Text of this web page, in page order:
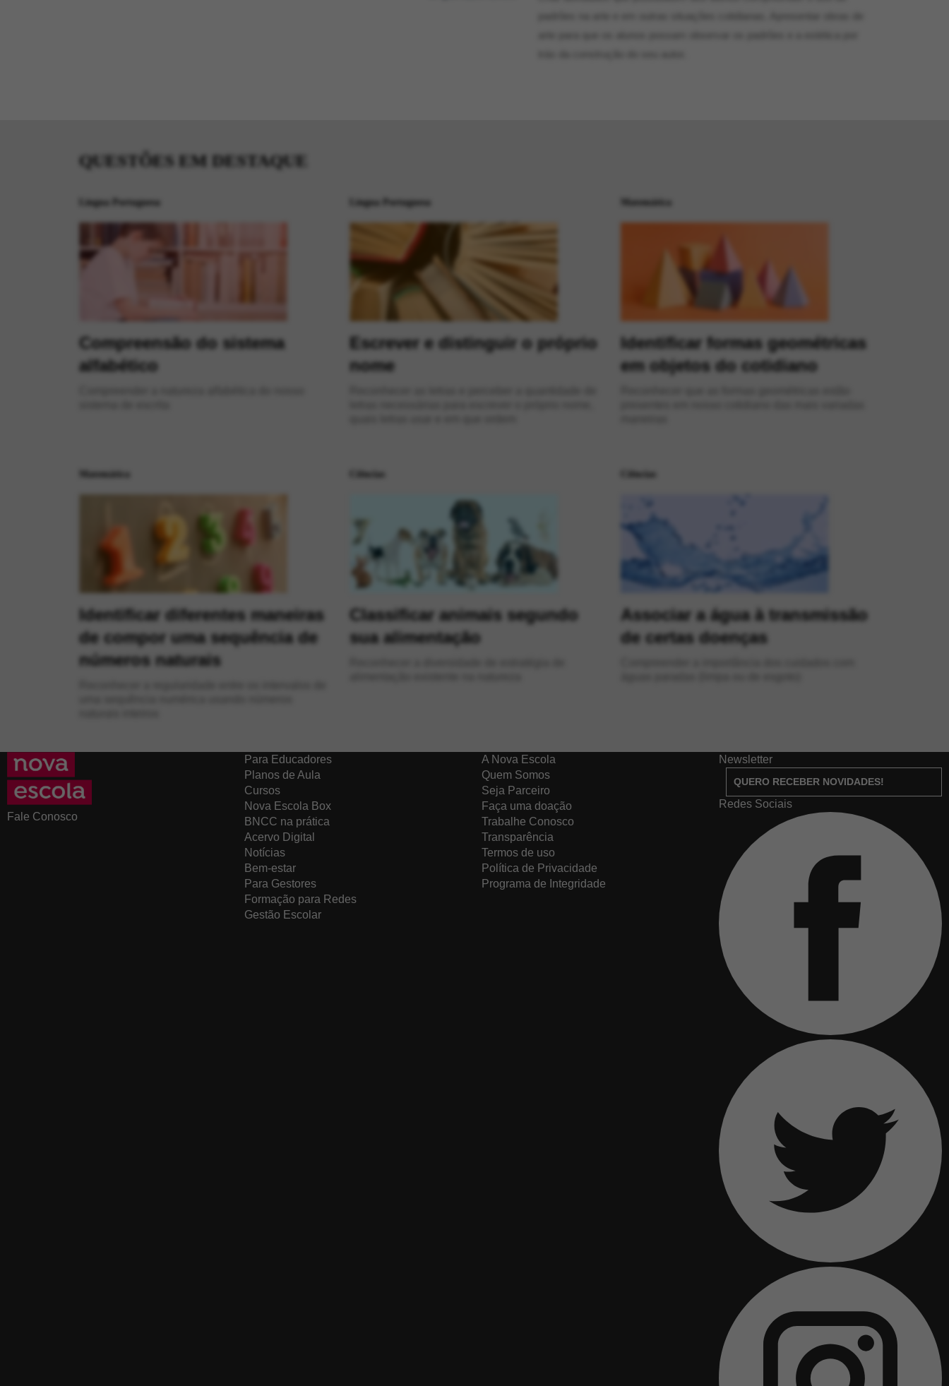
QUESTÕES EM DESTAQUE
Língua Portuguesa
Compreensão do sistema
alfabético
Língua Portuguesa
Escrever e distinguir o próprio
nome
Matemática
Identificar formas geométricas
em objetos do cotidiano
Matemática
Identificar diferentes maneiras
de compor uma sequência de
números naturais
Ciências
Classificar animais segundo
sua alimentação
Ciências
Associar a água à transmissão
de certas doenças
Fale Conosco
Para Educadores
Planos de Aula
Cursos
Nova Escola Box
BNCC na prática
Acervo Digital
Notícias
Bem-estar
Para Gestores
Formação para Redes
Gestão Escolar
A Nova Escola
Quem Somos
Seja Parceiro
Faça uma doação
Trabalhe Conosco
Transparência
Termos de uso
Política de Privacidade
Programa de Integridade
Newsletter
QUERO RECEBER NOVIDADES!
Redes Sociais